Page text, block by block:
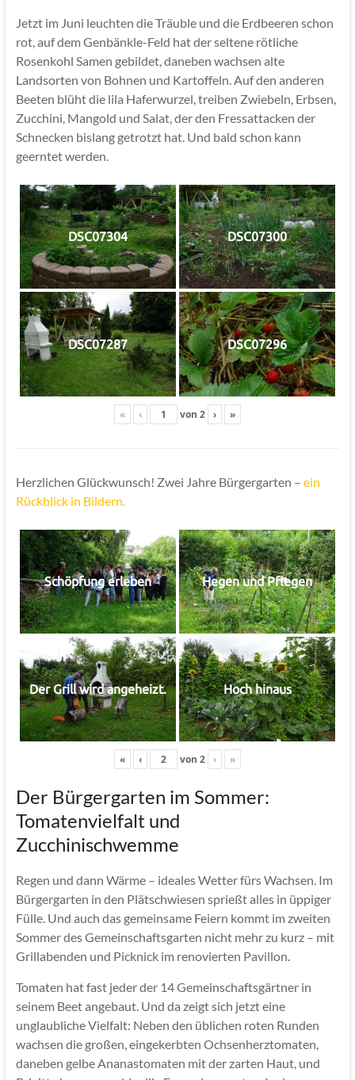
Jetzt im Juni leuchten die Träuble und die Erdbeeren schon
rot, auf dem Genbänkle-Feld hat der seltene rötliche
Rosenkohl Samen gebildet, daneben wachsen alte
Landsorten von Bohnen und Kartoffeln. Auf den anderen
Beeten blüht die lila Haferwurzel, treiben Zwiebeln, Erbsen,
Zucchini, Mangold und Salat, der den Fressattacken der
Schnecken bislang getrotzt hat. Und bald schon kann
geerntet werden.
DSC07304 DSC07300
DSC07287 DSC07296
« ‹ von 2 › »
Herzlichen Glückwunsch! Zwei Jahre Bürgergarten – ein
Rückblick in Bildern.
Schöpfung erleben Hegen und Pflegen
Der Grill wird angeheizt. Hoch hinaus
« ‹ von 2 › »
Der Bürgergarten im Sommer:
Tomatenvielfalt und
Zucchinischwemme
Regen und dann Wärme – ideales Wetter fürs Wachsen. Im
Bürgergarten in den Plätschwiesen sprießt alles in üppiger
Fülle. Und auch das gemeinsame Feiern kommt im zweiten
Sommer des Gemeinschaftsgarten nicht mehr zu kurz – mit
Grillabenden und Picknick im renovierten Pavillon.
Tomaten hat fast jeder der 14 Gemeinschaftsgärtner in
seinem Beet angebaut. Und da zeigt sich jetzt eine
unglaubliche Vielfalt: Neben den üblichen roten Runden
wachsen die großen, eingekerbten Ochsenherztomaten,
daneben gelbe Ananastomaten mit der zarten Haut, und